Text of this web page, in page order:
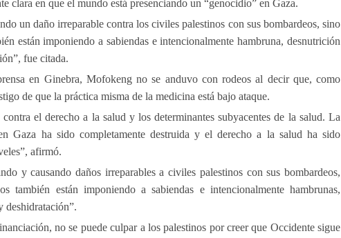
clara en que el mundo está presenciando un “genocidio” en Gaza.
un daño irreparable contra los civiles palestinos con sus bombardeos, sino
están imponiendo a sabiendas e intencionalmente hambruna, desnutrición
fue citada.
en Ginebra, Mofokeng no se anduvo con rodeos al decir que, como
de que la práctica misma de la medicina está bajo ataque.
el derecho a la salud y los determinantes subyacentes de la salud. La
Gaza ha sido completamente destruida y el derecho a la salud ha sido
afirmó.
y causando daños irreparables a civiles palestinos con sus bombardeos,
también están imponiendo a sabiendas e intencionalmente hambrunas,
deshidratación”.
no se puede culpar a los palestinos por creer que Occidente sigue